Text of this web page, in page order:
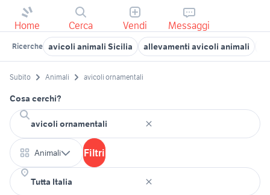
Home Cerca Vendi Messaggi
Ricerche avicoli animali Sicilia allevamenti avicoli animali
Subito Animali avicoli ornamentali
Cosa cerchi?
Animali Filtri